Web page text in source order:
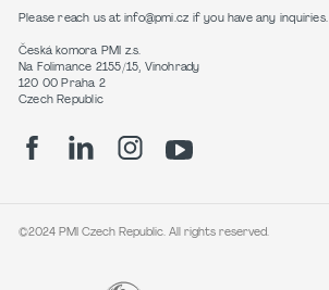
Please reach us at info@pmi.cz if you have any inquiries.
Česká komora PMI z.s.
Na Folimance 2155/15, Vinohrady
120 00 Praha 2
Czech Republic
©2024 PMI Czech Republic. All rights reserved.